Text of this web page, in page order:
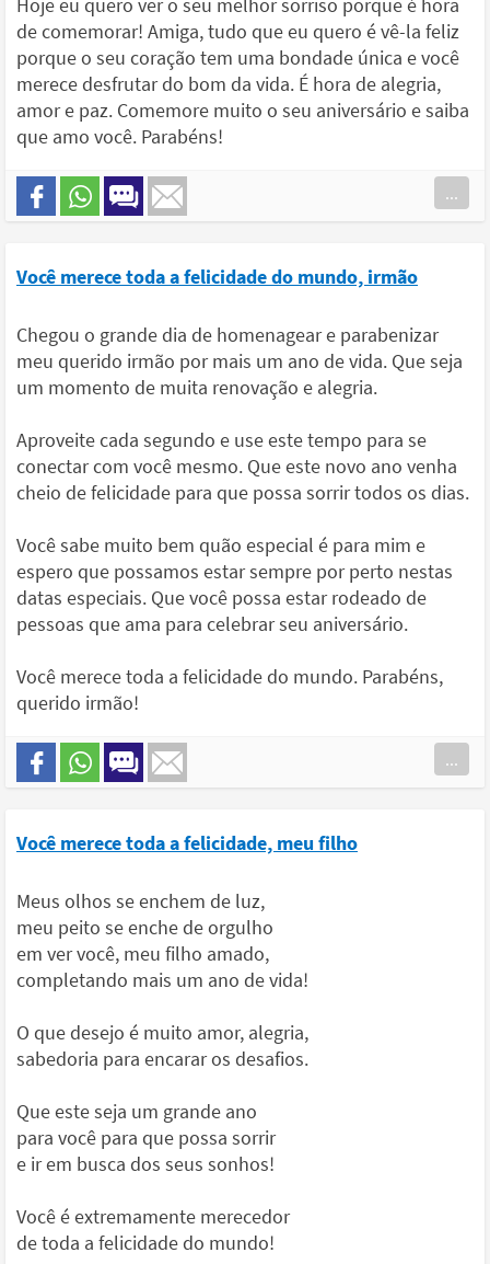
Hoje eu quero ver o seu melhor sorriso porque é hora
de comemorar! Amiga, tudo que eu quero é vê-la feliz
porque o seu coração tem uma bondade única e você
merece desfrutar do bom da vida. É hora de alegria,
amor e paz. Comemore muito o seu aniversário e saiba
que amo você. Parabéns!
...
Você merece toda a felicidade do mundo, irmão
Chegou o grande dia de homenagear e parabenizar
meu querido irmão por mais um ano de vida. Que seja
um momento de muita renovação e alegria.
Aproveite cada segundo e use este tempo para se
conectar com você mesmo. Que este novo ano venha
cheio de felicidade para que possa sorrir todos os dias.
Você sabe muito bem quão especial é para mim e
espero que possamos estar sempre por perto nestas
datas especiais. Que você possa estar rodeado de
pessoas que ama para celebrar seu aniversário.
Você merece toda a felicidade do mundo. Parabéns,
querido irmão!
...
Você merece toda a felicidade, meu filho
Meus olhos se enchem de luz,
meu peito se enche de orgulho
em ver você, meu filho amado,
completando mais um ano de vida!
O que desejo é muito amor, alegria,
sabedoria para encarar os desafios.
Que este seja um grande ano
para você para que possa sorrir
e ir em busca dos seus sonhos!
Você é extremamente merecedor
de toda a felicidade do mundo!